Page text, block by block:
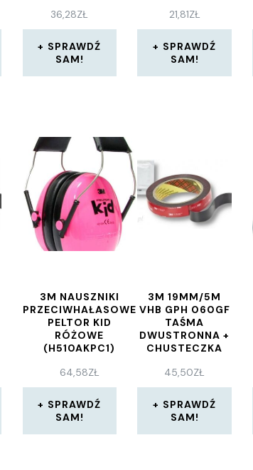
36,28ZŁ
SPRAWDŹ
SAM!
21,81ZŁ
SPRAWDŹ
SAM!
3M NAUSZNIKI
PRZECIWHAŁASOWE
PELTOR KID
RÓŻOWE
(H510AKPC1)
64,58ZŁ
SPRAWDŹ
SAM!
3M 19MM/5M
VHB GPH 060GF
TAŚMA
DWUSTRONNA +
CHUSTECZKA
45,50ZŁ
SPRAWDŹ
SAM!